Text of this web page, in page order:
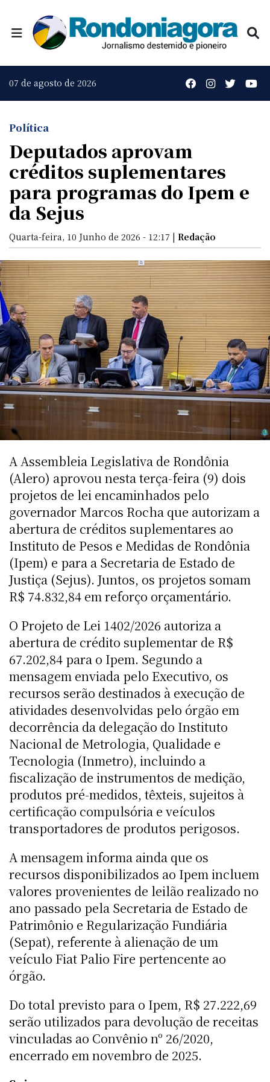
07 de agosto de 2026
Política
Deputados aprovam
créditos suplementares
para programas do Ipem e
da Sejus
Quarta-feira, 10 Junho de 2026 - 12:17 | Redação
A Assembleia Legislativa de Rondônia
(Alero) aprovou nesta terça-feira (9) dois
projetos de lei encaminhados pelo
governador Marcos Rocha que autorizam a
abertura de créditos suplementares ao
Instituto de Pesos e Medidas de Rondônia
(Ipem) e para a Secretaria de Estado de
Justiça (Sejus). Juntos, os projetos somam
R$ 74.832,84 em reforço orçamentário.
O Projeto de Lei 1402/2026 autoriza a
abertura de crédito suplementar de R$
67.202,84 para o Ipem. Segundo a
mensagem enviada pelo Executivo, os
recursos serão destinados à execução de
atividades desenvolvidas pelo órgão em
decorrência da delegação do Instituto
Nacional de Metrologia, Qualidade e
Tecnologia (Inmetro), incluindo a
fiscalização de instrumentos de medição,
produtos pré-medidos, têxteis, sujeitos à
certificação compulsória e veículos
transportadores de produtos perigosos.
A mensagem informa ainda que os
recursos disponibilizados ao Ipem incluem
valores provenientes de leilão realizado no
ano passado pela Secretaria de Estado de
Patrimônio e Regularização Fundiária
(Sepat), referente à alienação de um
veículo Fiat Palio Fire pertencente ao
órgão.
Do total previsto para o Ipem, R$ 27.222,69
serão utilizados para devolução de receitas
vinculadas ao Convênio nº 26/2020,
encerrado em novembro de 2025.